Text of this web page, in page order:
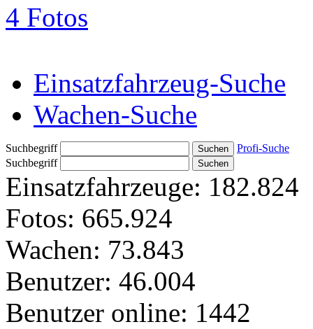
4 Fotos
Einsatzfahrzeug-Suche
Wachen-Suche
Suchbegriff
Profi-Suche
Suchbegriff
Einsatzfahrzeuge: 182.824
Fotos: 665.924
Wachen: 73.843
Benutzer: 46.004
Benutzer online: 1442